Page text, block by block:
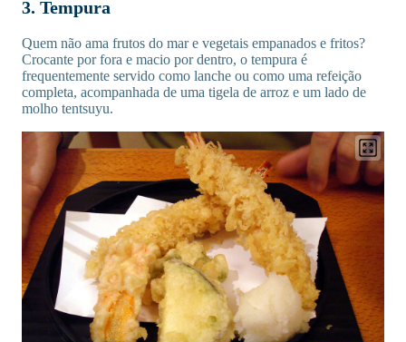
3. Tempura
Quem não ama frutos do mar e vegetais empanados e fritos?
Crocante por fora e macio por dentro, o tempura é
frequentemente servido como lanche ou como uma refeição
completa, acompanhada de uma tigela de arroz e um lado de
molho tentsuyu.